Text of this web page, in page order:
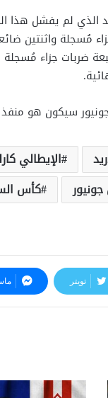
الذي لم يفشل هذا
ضربات جزاء
الإيطالي
كأس
تويتر